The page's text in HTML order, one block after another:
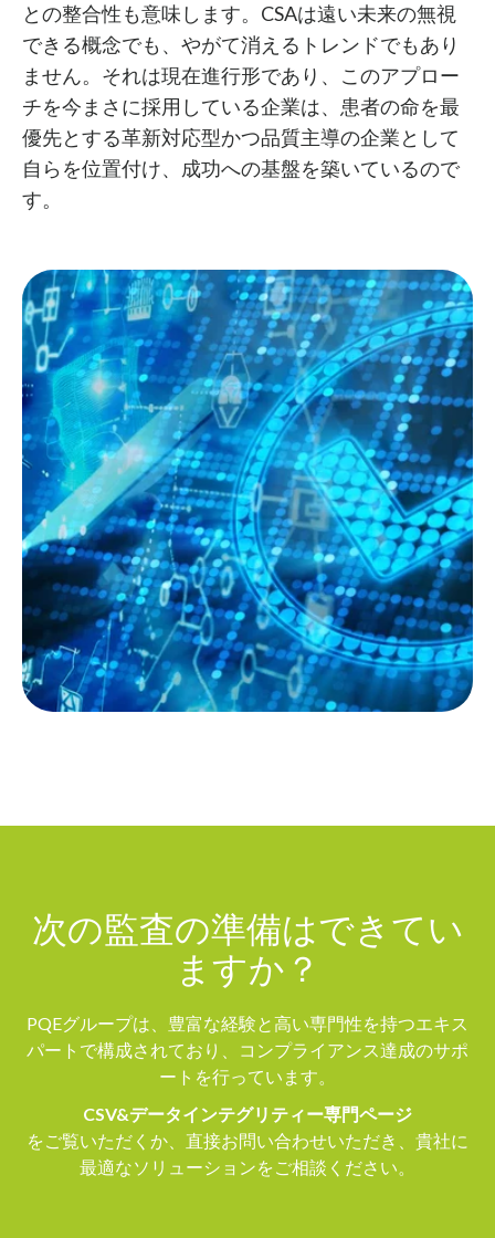
との整合性も意味します。CSAは遠い未来の無視
できる概念でも、やがて消えるトレンドでもあり
ません。それは現在進行形であり、このアプロー
チを今まさに採用している企業は、患者の命を最
優先とする革新対応型かつ品質主導の企業として
自らを位置付け、成功への基盤を築いているので
す。
次の監査の準備はできてい
ますか？
PQEグループは、豊富な経験と高い専門性を持つエキス
パートで構成されており、コンプライアンス達成のサポ
ートを行っています。
CSV&データインテグリティー専門ページ
をご覧いただくか、直接お問い合わせいただき、貴社に
最適なソリューションをご相談ください。